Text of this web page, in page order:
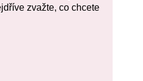
zvažte, co chcete